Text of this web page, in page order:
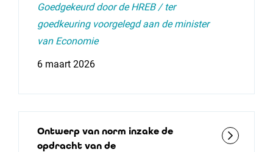
Goedgekeurd door de HREB / ter
goedkeuring voorgelegd aan de minister
van Economie
6 maart 2026
Ontwerp van norm inzake de
opdracht van de